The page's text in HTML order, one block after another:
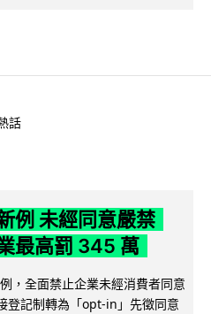
話
例 未經同意嚴禁
最高罰 345 萬
，全面禁止企業未經消費者同意
登記制轉為「opt-in」先徵同意